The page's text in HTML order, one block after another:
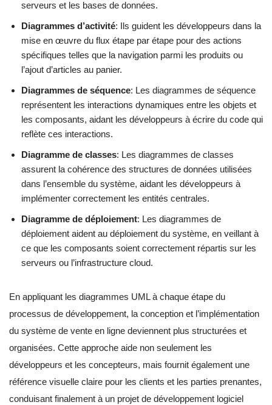
serveurs et les bases de données.
Diagrammes d’activité: Ils guident les développeurs dans la
mise en œuvre du flux étape par étape pour des actions
spécifiques telles que la navigation parmi les produits ou
l’ajout d’articles au panier.
Diagrammes de séquence: Les diagrammes de séquence
représentent les interactions dynamiques entre les objets et
les composants, aidant les développeurs à écrire du code qui
reflète ces interactions.
Diagramme de classes: Les diagrammes de classes
assurent la cohérence des structures de données utilisées
dans l’ensemble du système, aidant les développeurs à
implémenter correctement les entités centrales.
Diagramme de déploiement: Les diagrammes de
déploiement aident au déploiement du système, en veillant à
ce que les composants soient correctement répartis sur les
serveurs ou l’infrastructure cloud.
En appliquant les diagrammes UML à chaque étape du
processus de développement, la conception et l’implémentation
du système de vente en ligne deviennent plus structurées et
organisées. Cette approche aide non seulement les
développeurs et les concepteurs, mais fournit également une
référence visuelle claire pour les clients et les parties prenantes,
conduisant finalement à un projet de développement logiciel